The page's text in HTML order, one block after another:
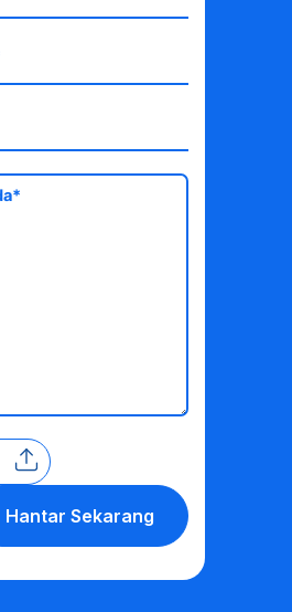
Hantar Sekarang